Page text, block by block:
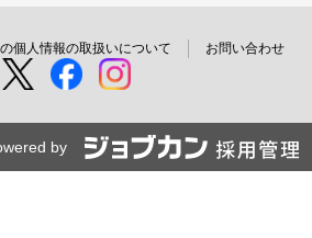
個人情報の取扱いについて お問い合わせ
by